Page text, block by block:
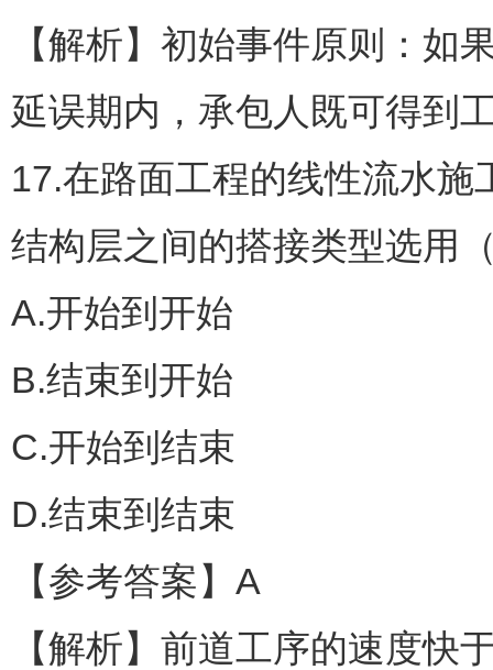
【解析】初始事件原则：如
延误期内，承包人既可得到
17.在路面工程的线性流水
结构层之间的搭接类型选用
A.开始到开始
B.结束到开始
C.开始到结束
D.结束到结束
【参考答案】A
【解析】前道工序的速度快